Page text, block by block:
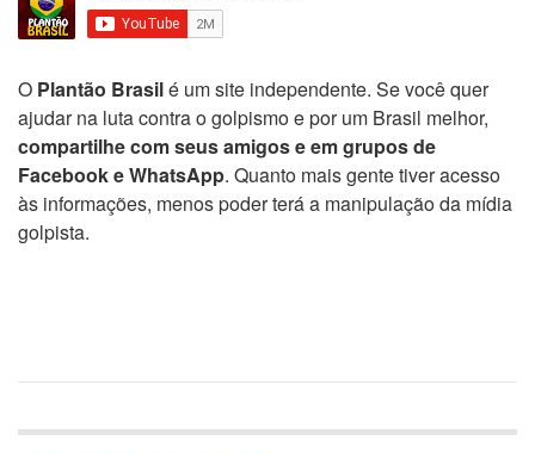
O Plantão Brasilé um site independente. Se você quer
ajudar na luta contra o golpismo e por um Brasil melhor,
compartilhe com seus amigos e em grupos de
Facebook e WhatsApp. Quanto mais gente tiver acesso
às informações, menos poder terá a manipulação da mídia
golpista.